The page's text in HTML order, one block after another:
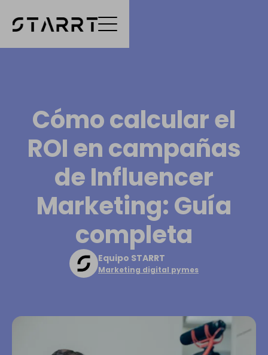
Cómo calcular el
ROI en campañas
de Influencer
Marketing: Guía
completa
Equipo STARRT
Marketing digital pymes